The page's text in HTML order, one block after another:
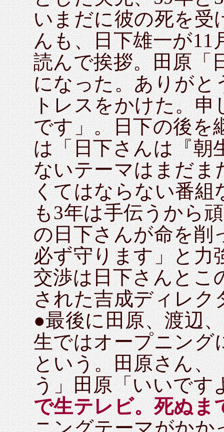
いまだに彼の死を受
んも、日下雄一が11
読んで挨拶。田原「
になった。ありがと
トレスをかけた。申
です」。日下の後を
は「日下さんは『朝
ないテーマはまだま
くてはならない番組
も3年は手伝うから
の日下さんが命を削
必ず守ります」と力
交渉は日下さんとこ
された吉成ディレク
●最後に田原、渡辺
生ではオープニング
という。田原さん、
う」田原「いいです
で生テレビ。死ぬま
ニングテーマがかか